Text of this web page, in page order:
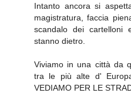
Intanto ancora si
magistratura, faccia
scandalo dei
stanno dietro.
Viviamo in una città da
tra le più alte d'
VEDIAMO PER LE